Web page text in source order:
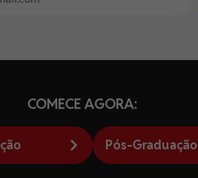
COMECE AGORA:
Pós-Graduação